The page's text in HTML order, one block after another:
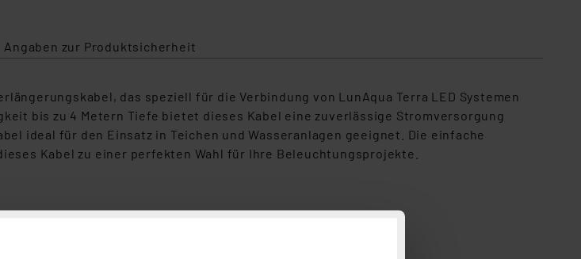
Angaben zur Produktsicherheit
das speziell für die Verbindung von LunAqua Terra LED Systemen
bis zu 4 Metern Tiefe bietet dieses Kabel eine zuverlässige Stromversorgung
ideal für den Einsatz in Teichen und Wasseranlagen geeignet. Die einfache
Kabel zu einer perfekten Wahl für Ihre Beleuchtungsprojekte.